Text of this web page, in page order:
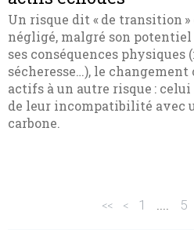
Un risque dit « de transition
négligé, malgré son
ses conséquences physiques
sécheresse…), le
actifs à un autre risque : celui
de leur incompatibilité avec
carbone.
<< < 1 .... 5